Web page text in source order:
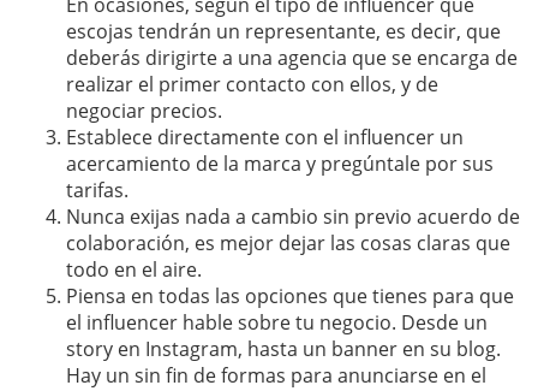
escojas tendrán un representante, es decir, que
deberás dirigirte a una agencia que se encarga de
realizar el primer contacto con ellos, y de
negociar precios.
Establece directamente con el influencer un
acercamiento de la marca y pregúntale por sus
tarifas.
Nunca exijas nada a cambio sin previo acuerdo de
colaboración, es mejor dejar las cosas claras que
todo en el aire.
Piensa en todas las opciones que tienes para que
el influencer hable sobre tu negocio. Desde un
story en Instagram, hasta un banner en su blog.
Hay un sin fin de formas para anunciarse en el